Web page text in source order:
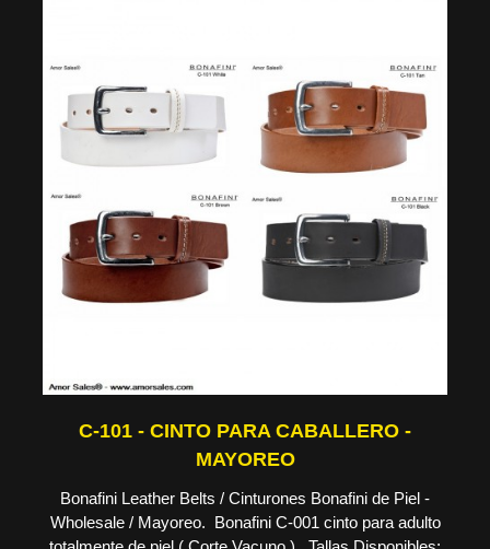
C-101 - CINTO PARA CABALLERO -
MAYOREO
Bonafini Leather Belts / Cinturones Bonafini de Piel -
Wholesale / Mayoreo. Bonafini C-001 cinto para adulto